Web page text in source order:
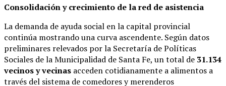
Consolidación y crecimiento de la red de asistencia
La demanda de ayuda social en la capital provincial
continúa mostrando una curva ascendente. Según datos
preliminares relevados por la Secretaría de Políticas
Sociales de la Municipalidad de Santa Fe, un total de 31.134
vecinos y vecinas acceden cotidianamente a alimentos a
través del sistema de comedores y merenderos